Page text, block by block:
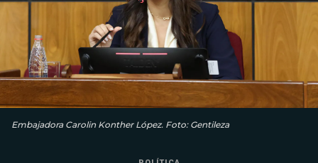
Embajadora Carolin Konther López. Foto: Gentileza